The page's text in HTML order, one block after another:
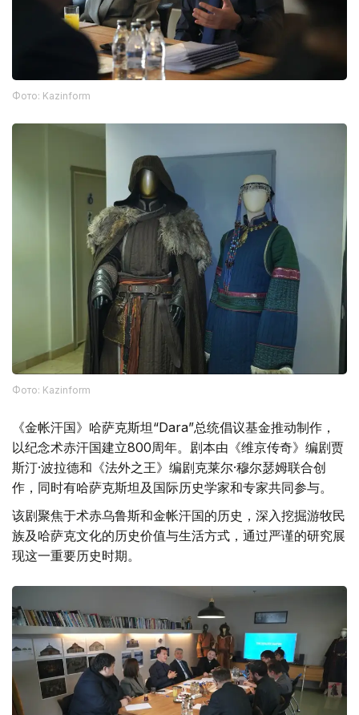
Фото: Kazinform
Фото: Kazinform
《金帐汗国》哈萨克斯坦“Dara”总统倡议基金推动制作，
以纪念术赤汗国建立800周年。剧本由《维京传奇》编剧贾
斯汀·波拉德和《法外之王》编剧克莱尔·穆尔瑟姆联合创
作，同时有哈萨克斯坦及国际历史学家和专家共同参与。
该剧聚焦于术赤乌鲁斯和金帐汗国的历史，深入挖掘游牧民
族及哈萨克文化的历史价值与生活方式，通过严谨的研究展
现这一重要历史时期。